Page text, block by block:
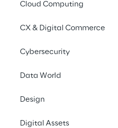
Cloud Computing
CX & Digital Commerce
Cybersecurity
Data World
Design
Digital Assets